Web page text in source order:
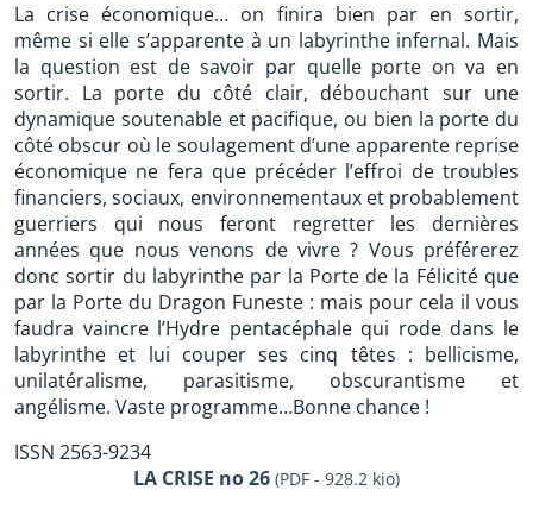
La crise économique… on finira bien par en sortir,
même si elle s’apparente à un labyrinthe infernal. Mais
la question est de savoir par quelle porte on va en
sortir. La porte du côté clair, débouchant sur une
dynamique soutenable et pacifique, ou bien la porte du
côté obscur où le soulagement d’une apparente reprise
économique ne fera que précéder l’effroi de troubles
financiers, sociaux, environnementaux et probablement
guerriers qui nous feront regretter les dernières
années que nous venons de vivre ? Vous préférerez
donc sortir du labyrinthe par la Porte de la Félicité que
par la Porte du Dragon Funeste : mais pour cela il vous
faudra vaincre l’Hydre pentacéphale qui rode dans le
labyrinthe et lui couper ses cinq têtes : bellicisme,
unilatéralisme, parasitisme, obscurantisme et
angélisme. Vaste programme…Bonne chance !
ISSN 2563-9234
LA CRISE no 26 (PDF - 928.2 kio)